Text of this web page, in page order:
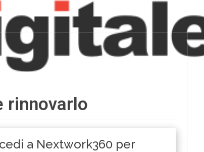
rinnovarlo
a Nextwork360 per